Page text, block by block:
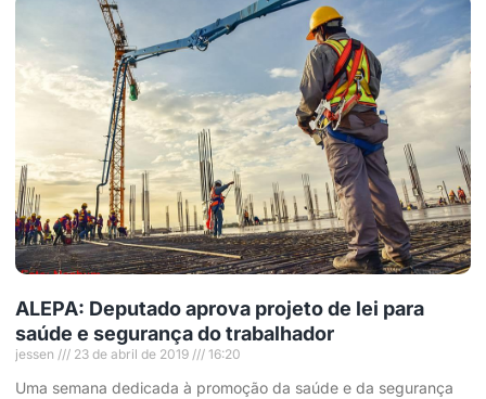
ALEPA: Deputado aprova projeto de lei para
saúde e segurança do trabalhador
jessen 23 de abril de 2019 16:20
Uma semana dedicada à promoção da saúde e da segurança